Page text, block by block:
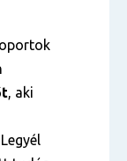
, aki
Legyél